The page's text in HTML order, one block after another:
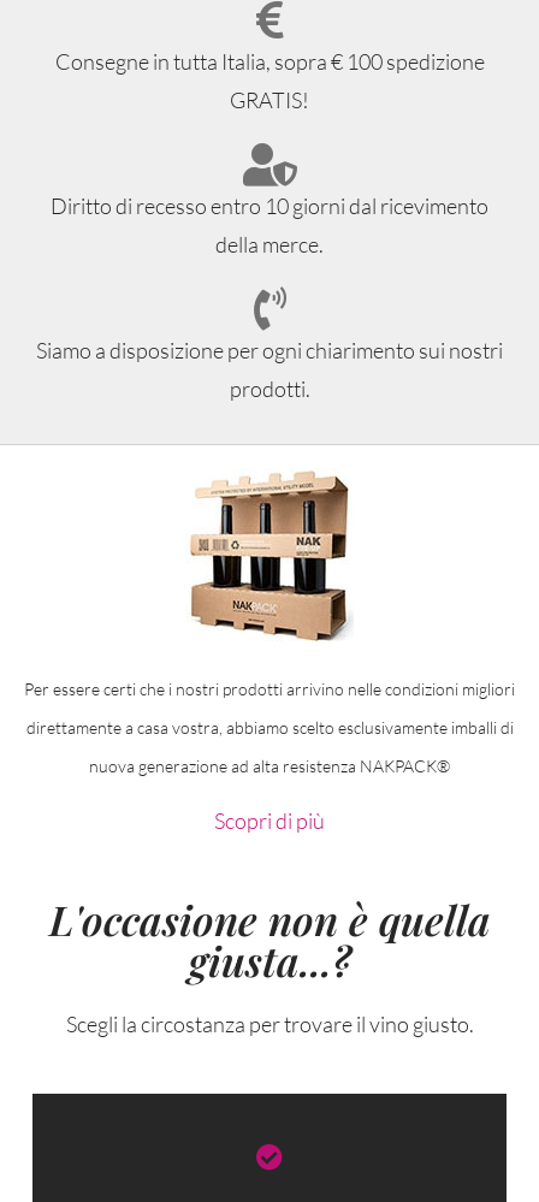
Consegne in tutta Italia, sopra € 100 spedizione
GRATIS!
Diritto di recesso entro 10 giorni dal ricevimento
della merce.
Siamo a disposizione per ogni chiarimento sui nostri
prodotti.
Per essere certi che i nostri prodotti arrivino nelle condizioni migliori
direttamente a casa vostra, abbiamo scelto esclusivamente imballi di
nuova generazione ad alta resistenza NAKPACK®
Scopri di più
L'occasione non è quella
giusta...?
Scegli la circostanza per trovare il vino giusto.